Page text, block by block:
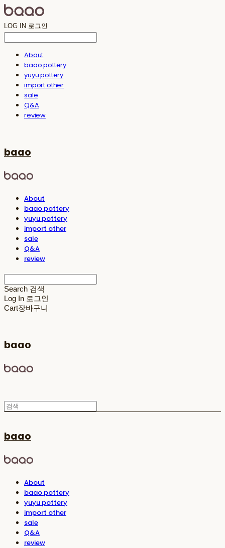
LOG IN 로그인
About
baao pottery
yuyu pottery
import other
sale
Q&A
review
baao
About
baao pottery
yuyu pottery
import other
sale
Q&A
review
Search 검색
Log In 로그인
Cart장바구니
baao
baao
About
baao pottery
yuyu pottery
import other
sale
Q&A
review